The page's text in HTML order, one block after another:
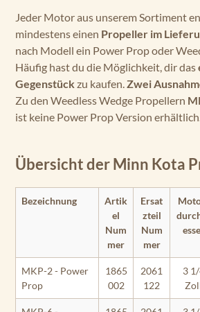
Jeder Motor aus unserem Sortiment
mindestens einen Propeller im
nach Modell ein Power Prop oder
Häufig hast du die Möglichkeit, dir das
Gegenstückzu kaufen.Zwei
Zu den Weedless Wedge Propellern
ist keine Power Prop Version
Übersicht der Minn Kota
Bezeichnung
Artik
el
Num
mer
Ersat
zteil
Num
mer
MKP-2 - Power
Prop
1865
002
2061
122
3